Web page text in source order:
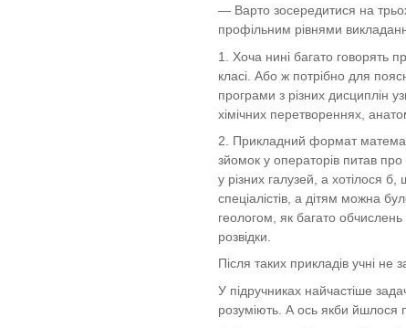
— Варто зосередитися на
профільним рівнями
1. Хоча нині багато говорять
класі. Або ж потрібно для
програми з різних дисциплін
хімічних перетвореннях,
2. Прикладний формат
зйомок у операторів питав
у різних галузей, а хотілося
спеціалістів, а дітям можна
геологом, як багато
розвідки.
Після таких прикладів учні
У підручниках найчастіше
розуміють. А ось якби йшлося